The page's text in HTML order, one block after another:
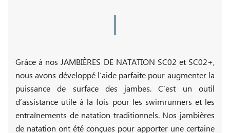
Grâce à nos JAMBIÈRES DE NATATION SC02 et SC02+,
nous avons développé l’aide parfaite pour augmenter la
puissance de surface des jambes. C’est un outil
d’assistance utile à la fois pour les swimrunners et les
entraînements de natation traditionnels. Nos jambières
de natation ont été conçues pour apporter une certaine